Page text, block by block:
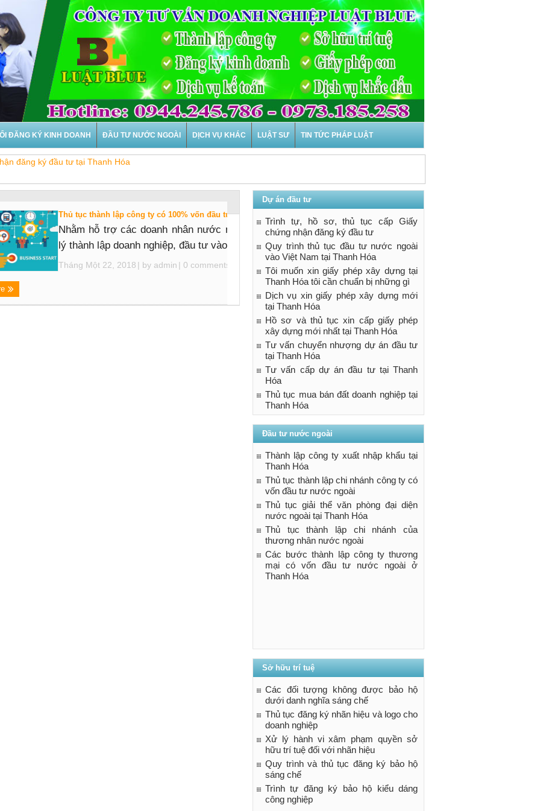
ĐĂNG KÝ KINH DOANH ĐẦU TƯ NƯỚC NGOÀI DỊCH VỤ KHÁC LUẬT SƯ TIN TỨC PHÁP LUẬT
đăng ký đầu tư tại Thanh Hóa
Thủ tục thành lập công ty có 100% vốn đầu tư nước ngoài tại Thanh Hóa
Nhằm hỗ trợ các doanh nhân nước ngoài trong thủ tục pháp
lý thành lập doanh nghiệp, đầu tư vào thị trường ...
Tháng Một 22, 2018 | by admin | 0 comments
Dự án đầu tư
Trình tự, hồ sơ, thủ tục cấp Giấy
chứng nhận đăng ký đầu tư
Quy trình thủ tục đầu tư nước ngoài
vào Việt Nam tại Thanh Hóa
Tôi muốn xin giấy phép xây dựng tại
Thanh Hóa tôi cần chuẩn bị những gì
Dịch vụ xin giấy phép xây dựng mới
tại Thanh Hóa
Hồ sơ và thủ tục xin cấp giấy phép
xây dựng mới nhất tại Thanh Hóa
Tư vấn chuyển nhượng dự án đầu tư
tại Thanh Hóa
Tư vấn cấp dự án đầu tư tại Thanh
Hóa
Thủ tục mua bán đất doanh nghiệp tại
Thanh Hóa
Đầu tư nước ngoài
Thành lập công ty xuất nhập khẩu tại
Thanh Hóa
Thủ tục thành lập chi nhánh công ty có
vốn đầu tư nước ngoài
Thủ tục giải thể văn phòng đại diện
nước ngoài tại Thanh Hóa
Thủ tục thành lập chi nhánh của
thương nhân nước ngoài
Các bước thành lập công ty thương
mại có vốn đầu tư nước ngoài ở
Thanh Hóa
Sở hữu trí tuệ
Các đối tượng không được bảo hộ
dưới danh nghĩa sáng chế
Thủ tục đăng ký nhãn hiệu và logo cho
doanh nghiệp
Xử lý hành vi xâm phạm quyền sở
hữu trí tuệ đối với nhãn hiệu
Quy trình và thủ tục đăng ký bảo hộ
sáng chế
Trình tự đăng ký bảo hộ kiểu dáng
công nghiệp